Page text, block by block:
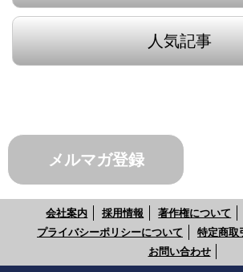
人気記事
メルマガ登録
会社案内 採用情報 著作権について
プライバシーポリシーについて
特定商取
お問い合わせ